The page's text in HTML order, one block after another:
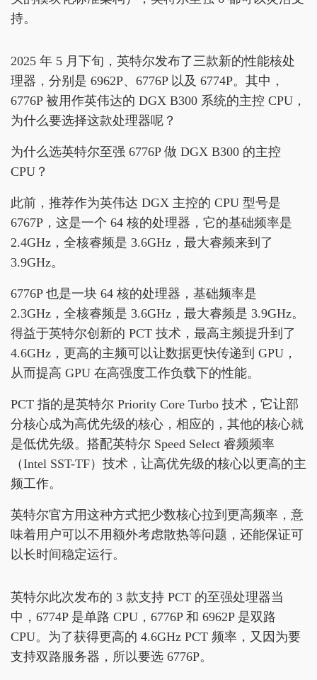
持。
2025 年 5 月下旬，英特尔发布了三款新的性能核处
理器，分别是 6962P、6776P 以及 6774P。其中，
6776P 被用作英伟达的 DGX B300 系统的主控 CPU，
为什么要选择这款处理器呢？
为什么选英特尔至强 6776P 做 DGX B300 的主控
CPU？
此前，推荐作为英伟达 DGX 主控的 CPU 型号是
6767P，这是一个 64 核的处理器，它的基础频率是
2.4GHz，全核睿频是 3.6GHz，最大睿频来到了
3.9GHz。
6776P 也是一块 64 核的处理器，基础频率是
2.3GHz，全核睿频是 3.6GHz，最大睿频是 3.9GHz。
得益于英特尔创新的 PCT 技术，最高主频提升到了
4.6GHz，更高的主频可以让数据更快传递到 GPU，
从而提高 GPU 在高强度工作负载下的性能。
PCT 指的是英特尔 Priority Core Turbo 技术，它让部
分核心成为高优先级的核心，相应的，其他的核心就
是低优先级。搭配英特尔 Speed Select 睿频频率
（Intel SST-TF）技术，让高优先级的核心以更高的主
频工作。
英特尔官方用这种方式把少数核心拉到更高频率，意
味着用户可以不用额外考虑散热等问题，还能保证可
以长时间稳定运行。
英特尔此次发布的 3 款支持 PCT 的至强处理器当
中，6774P 是单路 CPU，6776P 和 6962P 是双路
CPU。为了获得更高的 4.6GHz PCT 频率，又因为要
支持双路服务器，所以要选 6776P。